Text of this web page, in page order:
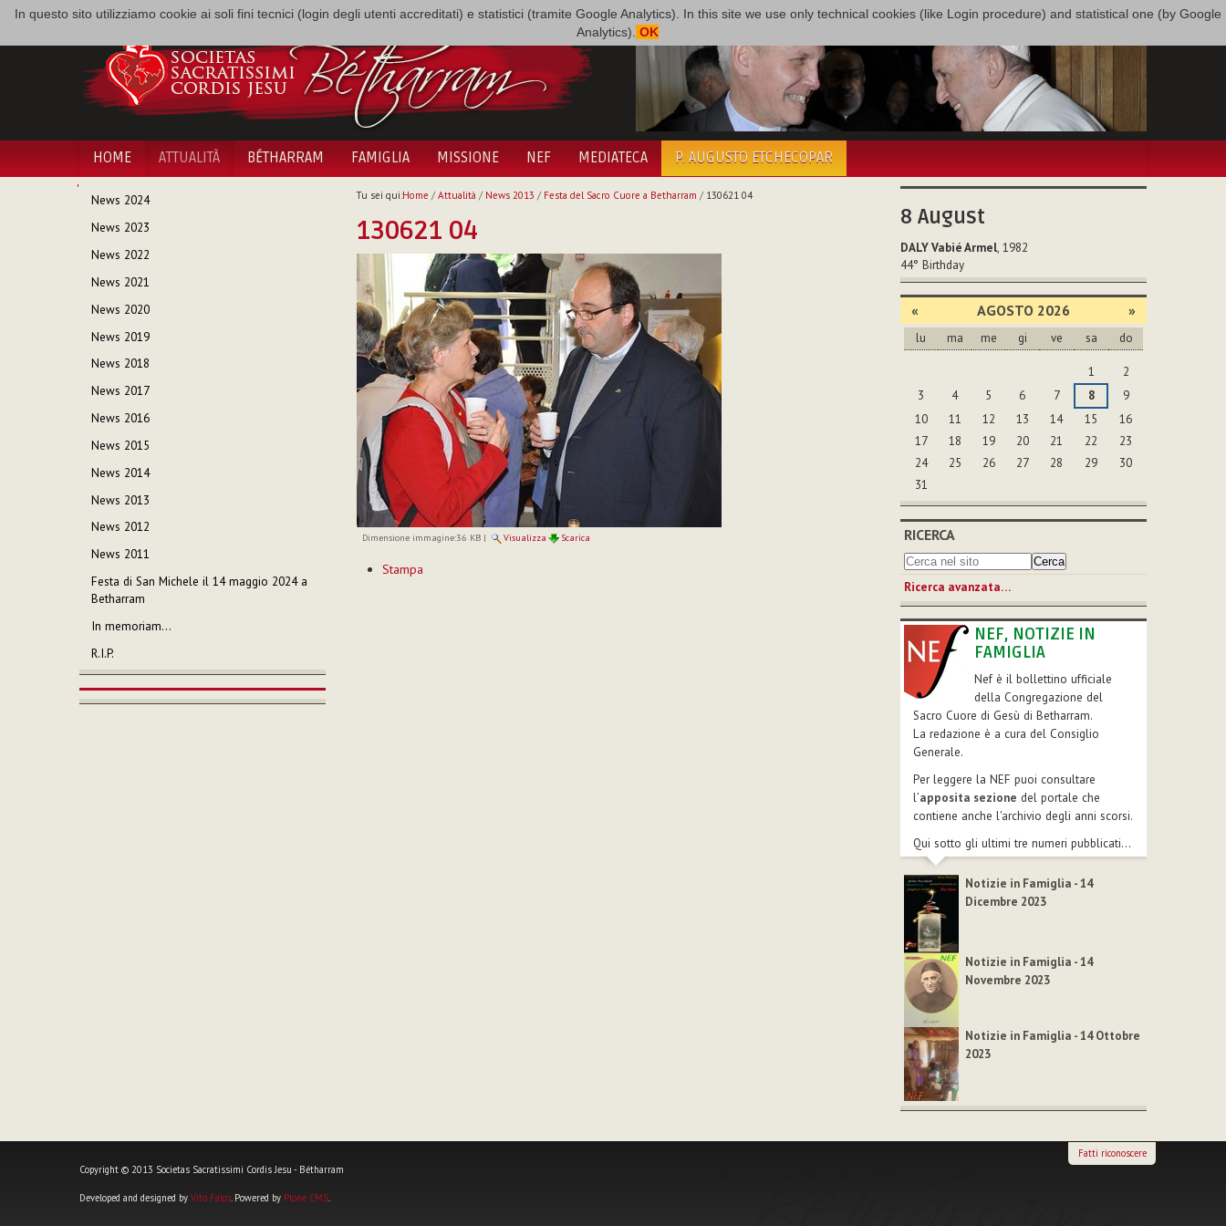
In questo sito utilizziamo cookie ai soli fini tecnici (login degli utenti accreditati) e statistici (tramite Google Analytics). In this site we use only technical cookies (like Login procedure) and statistical one (by Google
Analytics). OK
HOME ATTUALITÀ BÉTHARRAM FAMIGLIA MISSIONE NEF MEDIATECA P. AUGUSTO ETCHECOPAR
NAVIGAZIONE
News 2024
News 2023
News 2022
News 2021
News 2020
News 2019
News 2018
News 2017
News 2016
News 2015
News 2014
News 2013
News 2012
News 2011
Festa di San Michele il 14 maggio 2024 a
Betharram
In memoriam…
R.I.P.
Tu sei qui:Home / Attualità / News 2013 / Festa del Sacro Cuore a Betharram / 130621 04
130621 04
Dimensione immagine:36 KB| Visualizza Scarica
sul
Stampa
8 August
DALY Vabié Armel, 1982
44° Birthday
« AGOSTO 2026 »
lu ma me gi ve sa do
1
2
3
4 5 6 7 8
9
10
11 12 13 14 15
16
17
18 19 20 21 22
23
24
25 26 27 28 29
30
31
RICERCA
Ricerca avanzata…
NEF, NOTIZIE IN
FAMIGLIA
Nef è il bollettino ufficiale
della Congregazione del
Sacro Cuore di Gesù di Betharram.
La redazione è a cura del Consiglio
Generale.
Per leggere la NEF puoi consultare
l’apposita sezione del portale che
contiene anche l'archivio degli anni scorsi.
Qui sotto gli ultimi tre numeri pubblicati...
Notizie in Famiglia - 14
Dicembre 2023
Notizie in Famiglia - 14
Novembre 2023
Notizie in Famiglia - 14 Ottobre
2023
Copyright © 2013 Societas Sacratissimi Cordis Jesu - Bétharram
Developed and designed by Vito Falco . Powered by Plone CMS
Fatti riconoscere